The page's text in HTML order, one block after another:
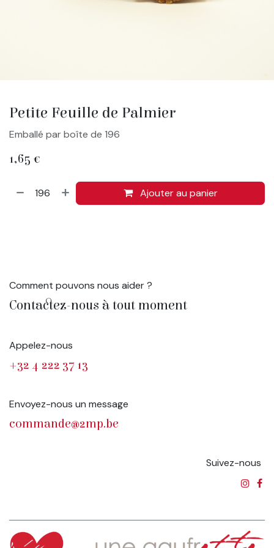
Petite Feuille de Palmier
Emballé par boîte de 196
1,65 €
Ajouter au panier
Comment pouvons nous aider ?
Contactez-nous à tout moment
Appelez-nous
+32 4 222 37 13
Envoyez-nous un message
commande@2mp.be
Suivez-nous